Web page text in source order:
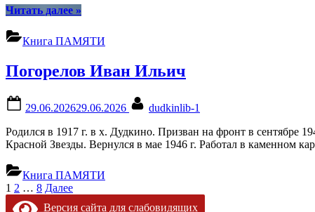
Читать далее“Турчанинов
Никифорович”
»
Книга ПАМЯТИ
Погорелов Иван Ильич
on
29.06.202629.06.2026
dudkinlib-1
Родился в 1917 г. в х. Дудкино. Призван на фронт в сентябре
Красной Звезды. Вернулся в мае 1946 г. Работал в каменном
Книга ПАМЯТИ
Пагинация
1 2 … 8 Далее
Версия сайта для слабовидящих